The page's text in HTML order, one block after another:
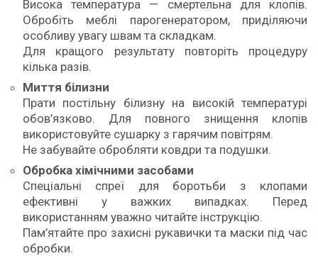
Висока температура — смертельна для клопів.
Обробіть меблі парогенератором, приділяючи
особливу увагу швам та складкам.
Для кращого результату повторіть процедуру
кілька разів.
Миття білизни
Прати постільну білизну на високій температурі
обов’язково. Для повного знищення клопів
використовуйте сушарку з гарячим повітрям.
Не забувайте обробляти ковдри та подушки.
Обробка хімічними засобами
Спеціальні спреї для боротьби з клопами
ефективні у важких випадках. Перед
використанням уважно читайте інструкцію.
Пам’ятайте про захисні рукавички та маски під час
обробки.